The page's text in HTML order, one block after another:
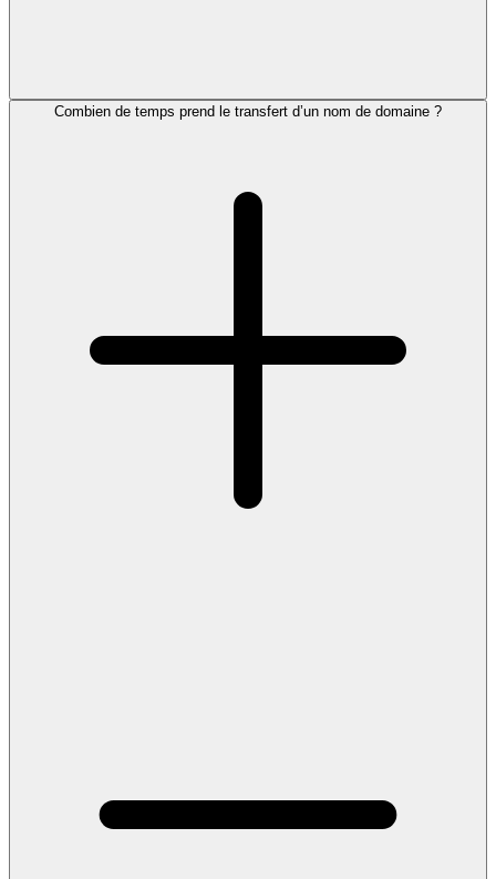
Combien de temps prend le transfert d’un nom de domaine ?